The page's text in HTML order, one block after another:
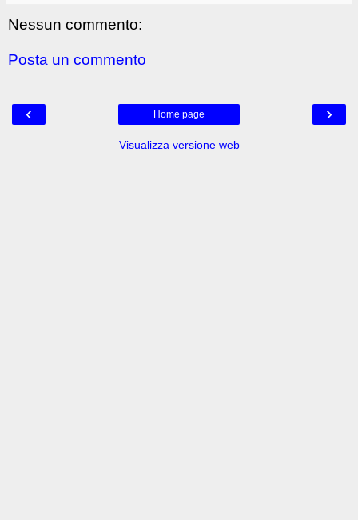
Nessun commento:
Posta un commento
‹ ›
Home page
Visualizza versione web